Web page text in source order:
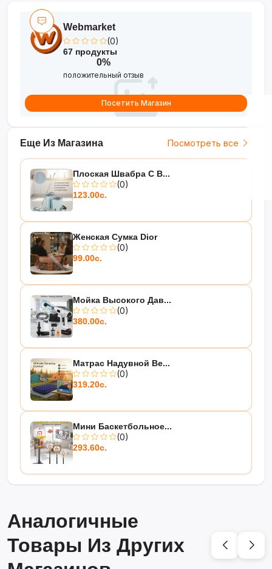
•Дизайн
интерьера
Еще Из Магазина Посмотреть все
Плоская Швабра С В...
(0)
123.00с.
Женская Сумка Dior
(0)
99.00с.
Мойка Высокого Дав...
(0)
380.00с.
Матрас Надувной Be...
(0)
319.20с.
Мини Баскетбольное...
(0)
293.60с.
Webmarket
(0)
67 продукты
0%
положительный отзыв
Посетить Магазин
Аналогичные
Товары Из Других